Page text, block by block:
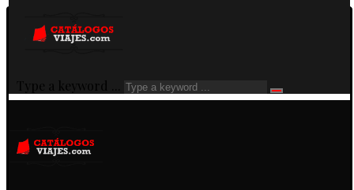
Type a keyword ...